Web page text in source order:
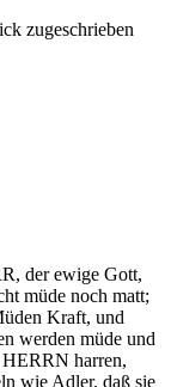
zugeschrieben
der ewige Gott,
müde noch matt;
Kraft, und
werden müde und
harren,
wie Adler, daß sie